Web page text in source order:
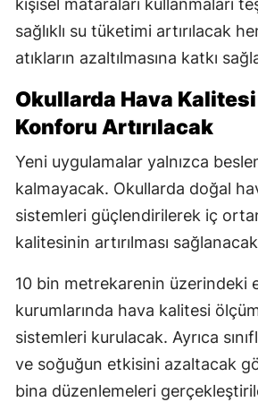
kişisel mataraları kullanmaları
sağlıklı su tüketimi artırılacak
atıkların azaltılmasına katkı
Okullarda Hava Kalitesi
Konforu Artırılacak
Yeni uygulamalar yalnızca
kalmayacak. Okullarda doğal
sistemleri güçlendirilerek iç
kalitesinin artırılması
10 bin metrekarenin üzerindeki
kurumlarında hava kalitesi
sistemleri kurulacak. Ayrıca
ve soğuğun etkisini azaltacak
bina düzenlemeleri